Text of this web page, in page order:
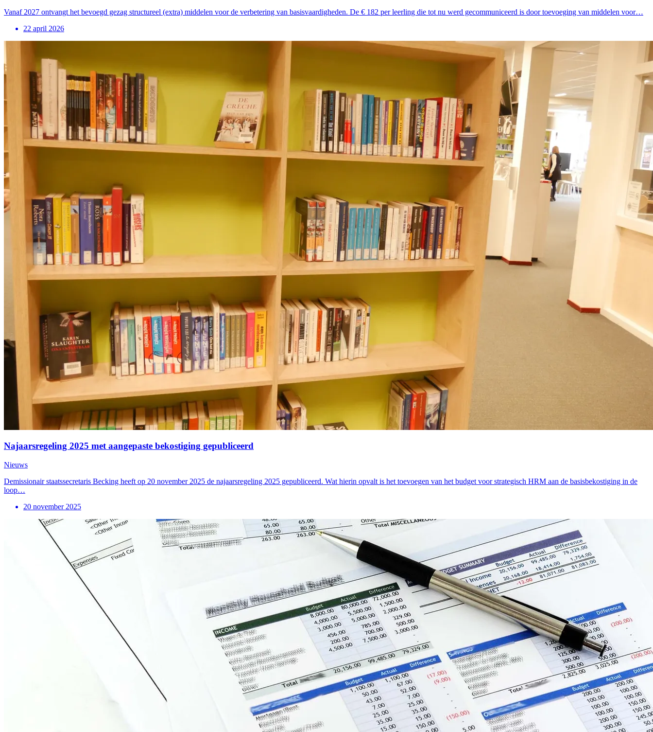
Vanaf 2027 ontvangt het bevoegd gezag structureel (extra) middelen voor de verbetering van basisvaardigheden. De € 182 per leerling die tot nu werd gecommuniceerd is door toevoeging van middelen voor…
22 april 2026
Najaarsregeling 2025 met aangepaste bekostiging gepubliceerd
Nieuws
Demissionair staatssecretaris Becking heeft op 20 november 2025 de najaarsregeling 2025 gepubliceerd. Wat hierin opvalt is het toevoegen van het budget voor strategisch HRM aan de basisbekostiging in de
loop…
20 november 2025